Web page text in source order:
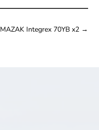
MAZAK Integrex 70YB x2→